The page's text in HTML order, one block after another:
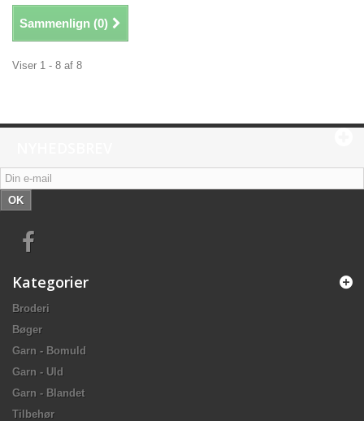
Sammenlign (0)
Viser 1 - 8 af 8
OK
Kategorier
Broderi
Bøger
Garn - Bomuld
Garn - Uld
Garn - Blandet
Tilbehør